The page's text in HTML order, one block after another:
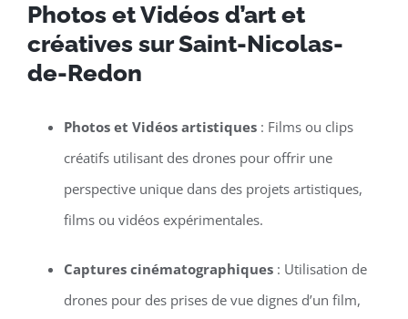
Photos et Vidéos d’art et
créatives sur Saint-Nicolas-
de-Redon
Photos et Vidéos artistiques: Films ou clips
créatifs utilisant des drones pour offrir une
perspective unique dans des projets artistiques,
films ou vidéos expérimentales.
Captures cinématographiques: Utilisation de
drones pour des prises de vue dignes d’un film,